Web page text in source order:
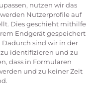
nutzen wir das
Nutzerprofile auf
Dies geschieht mithilfe
Endgerät gespeichert
Dadurch sind wir in der
identifizieren und zu
dass in Formularen
und zu keiner Zeit